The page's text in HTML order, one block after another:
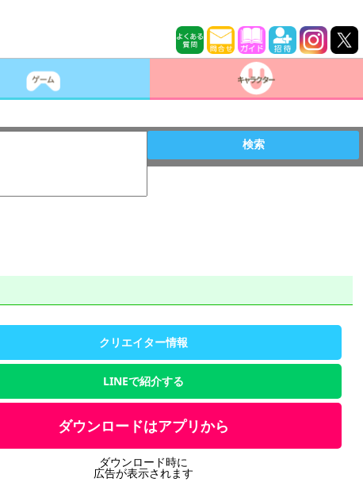
検索
クリエイター情報
LINEで紹介する
ダウンロードはアプリから
ダウンロード時に
広告が表示されます